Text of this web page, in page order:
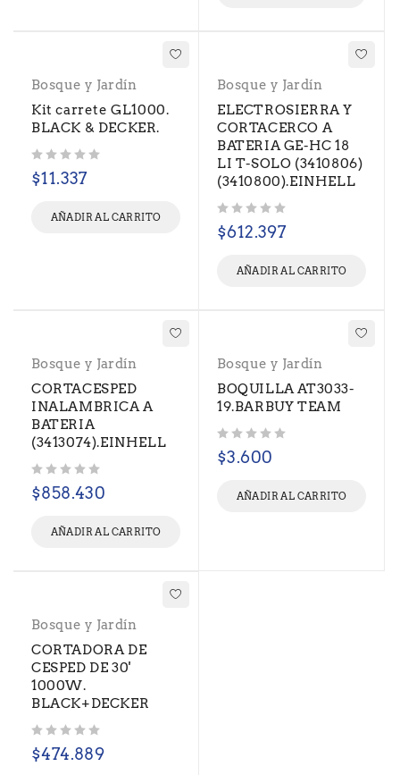
Bosque y Jardín
Kit carrete GL1000.
BLACK & DECKER.
$11.337
AÑADIR AL CARRITO
Bosque y Jardín
ELECTROSIERRA Y
CORTACERCO A
BATERIA GE-HC 18
LI T-SOLO (3410806)
(3410800).EINHELL
$612.397
AÑADIR AL CARRITO
Bosque y Jardín
CORTACESPED
INALAMBRICA A
BATERIA
(3413074).EINHELL
$858.430
AÑADIR AL CARRITO
Bosque y Jardín
BOQUILLA AT3033-
19.BARBUY TEAM
$3.600
AÑADIR AL CARRITO
Bosque y Jardín
CORTADORA DE
CESPED DE 30'
1000W.
BLACK+DECKER
$474.889